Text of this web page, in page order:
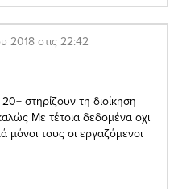
2018 στις 22:42
στηρίζουν τη διοίκηση
Με τέτοια δεδομένα οχι
τους οι εργαζόμενοι